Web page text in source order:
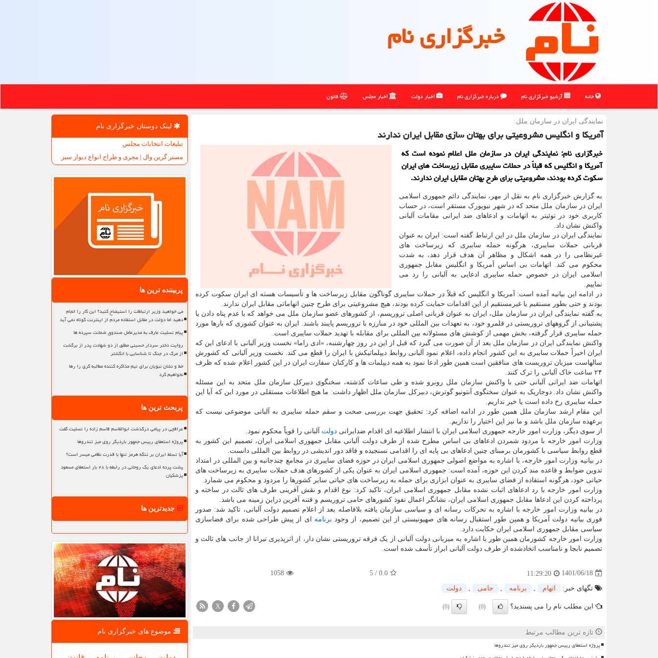
خبرگزاری نام
خانه آرشیو خبرگزاری نام درباره خبرگزاری نام اخبار دولت اخبار مجلس قانون
نمایندگی ایران در سازمان ملل:
آمریکا و انگلیس مشروعیتی برای بهتان سازی مقابل ایران ندارند
خبرگزاری نام: نمایندگی ایران در سازمان ملل اعلام نموده است که
آمریکا و انگلیس که قبلاً در حملات سایبری مقابل زیرساخت های ایران
سکوت کرده بودند، مشروعیتی برای طرح بهتان مقابل ایران ندارند.
به گزارش خبرگزاری نام به نقل از مهر، نمایندگی دائم جمهوری اسلامی
ایران در سازمان ملل متحد که در شهر نیویورک مستقر است، در حساب
کاربری خود در توئیتر به اتهامات و ادعاهای ضد ایرانی مقامات آلبانی
واکنش نشان داد.
نمایندگی ایران در سازمان ملل در این ارتباط گفته است: ایران به عنوان
قربانی حملات سایبری، هرگونه حمله سایبری که زیرساخت های
غیرنظامی را در همه اشکال و مظاهر آن هدف قرار دهد، به شدت
محکوم می کند. اتهامات بی اساس آمریکا و انگلیس مقابل جمهوری
اسلامی ایران در خصوص حمله سایبری ادعایی به آلبانی را رد می
نماییم.
در ادامه این بیانیه آمده است: آمریکا و انگلیس که قبلاً در حملات سایبری گوناگون مقابل زیرساخت ها و تأسیسات هسته ای ایران سکوت کرده
بودند و حتی بطور مستقیم یا غیرمستقیم از این اقدامات حمایت کرده بودند، هیچ مشروعیتی برای طرح چنین اتهاماتی مقابل ایران ندارند.
به گفته نمایندگی ایران در سازمان ملل، ایران به عنوان قربانی اصلی تروریسم، از کشورهای عضو سازمان ملل می خواهد که با عدم پناه دادن یا
پشتیبانی از گروههای تروریستی در قلمرو خود، به تعهدات بین المللی خود در مبارزه با تروریسم پایبند باشند. ایران به عنوان کشوری که بارها مورد
حمله سایبری قرار گرفته، بخش مهمی از کوشش های مسئولانه بین المللی برای مقابله با تهدید حملات سایبری است.
واکنش نمایندگی ایران در سازمان ملل بعد از آن صورت می گیرد که قبل از این در روز چهارشنبه، «ادی راما» نخست وزیر آلبانی با ادعای این که
ایران اخیراً حملات سایبری به این کشور انجام داده، اعلام نمود آلبانی روابط دیپلماتیکش با ایران را قطع می کند. نخست وزیر آلبانی که کشورش
سالهاست میزبان تروریست های منافقین است همین طور ادعا نمود به همه دیپلمات ها و کارکنان سفارت ایران در این کشور اعلام شده که ظرف
۲۴ ساعت خاک آلبانی را ترک کنند.
اتهامات ضد ایرانی آلبانی حتی با واکنش سازمان ملل روبرو شده و طی ساعات گذشته، سخنگوی دبیرکل سازمان ملل متحد به این مسئله
واکنش نشان داد. دوجاریک به عنوان سخنگوی آنتونیو گوترش، دبیرکل سازمان ملل اظهار داشت: ما هیچ اطلاعات مستقلی در مورد این که آیا این
حمله سایبری رخ داده است یا خیر نداریم.
این مقام ارشد سازمان ملل همین طور در ادامه اضافه کرد: تحقیق جهت بررسی صحت و سقم حمله سایبری به آلبانی موضوعی نیست که
برعهده سازمان ملل باشد و ما نیز این اختیار را نداریم.
از سوی دیگر، وزارت امور خارجه جمهوری اسلامی ایران با انتشار اطلاعیه ای اقدام ضدایرانی دولت آلبانی را قویاً محکوم نمود.
وزارت امور خارجه با مردود شمردن ادعاهای بی اساس مطرح شده از طرف دولت آلبانی مقابل جمهوری اسلامی ایران، تصمیم این کشور به
قطع روابط سیاسی با کشورمان برمبنای چنین ادعاهای بی پایه ای را اقدامی نسنجیده و فاقد دور اندیشی در روابط بین المللی دانست.
در بیانیه وزارت امور خارجه، با اشاره به مواضع اصولی جمهوری اسلامی ایران در حوزه فضای سایبری در مجامع چندجانبه و بین المللی در امتداد
تدوین ضوابط و قاعده مند کردن این حوزه، آمده است: جمهوری اسلامی ایران به عنوان یکی از کشورهای هدف حملات سایبری به زیرساخت های
حیاتی خود، هرگونه استفاده از فضای سایبری به عنوان ابزاری برای حمله به زیرساخت های حیاتی سایر کشورها را مردود و محکوم می شمارد.
وزارت امور خارجه با رد ادعاهای اثبات نشده مقابل جمهوری اسلامی ایران، تاکید کرد: نوع اقدام و نقش آفرینی طرف های ثالث در ساخته و
پرداخته کردن این ادعاها مقابل جمهوری اسلامی ایران، نشانگر اعمال نفوذ کشورهای حامی تروریسم و فتنه آفرین دراین زمینه می باشد.
در بیانیه وزارت امور خارجه با اشاره به تحرکات رسانه ای و سیاسی سازمان یافته بلافاصله بعد از اعلام تصمیم دولت آلبانی، تاکید شد: صدور
فوری بیانیه دولت آمریکا و همین طور استقبال رسانه های صهیونیستی از این تصمیم، از وجود برنامه ای از پیش طراحی شده برای فضاسازی
سیاسی مقابل جمهوری اسلامی ایران حکایت دارد.
وزارت امور خارجه کشورمان همین طور با اشاره به میزبانی دولت آلبانی از یک فرقه تروریستی نشان دار، از اثرپذیری تیرانا از جانب های ثالث و
تصمیم نابجا و نامناسب اتخاذشده از طرف دولت آلبانی ابراز تأسف شده است.
1401/06/18
11:29:20
0.0
/
5
1058
تگهای خبر: اتهام برنامه حامی دولت
این مطلب نام را می پسندید؟ (0)
(0)
X
تازه ترین مطالب مرتبط
پروژه استعفای رییس جمهور باردیگر روی میز تندروها
لینک دوستان خبرگزاری نام
تبلیغات انتخابات مجلس
مستر گرین وال | مجری و طراح انواع دیوار سبز
پربیننده ترین ها
می خواهید وزیر ارتباطات را استیضاح کنید؟ این کار را انجام
دهید اما دولت در مقابل استفاده مردم از اینترنت کوتاه نمی آید
پیام تسلیت عارف به مدیرعامل صندوق ضمانت سپرده ها
روایت دختر سردار حسینی مطلق از دو شهادت پدر از برگشت
از مرگ در جنگ تا شناسایی با انگشتر
خط و نشان نبویان برای تیم مذاکره کننده مطالبه گری را رها
نخواهیم کرد
پربحث ترین ها
عراقچی در پیامی درگذشت ابوالقاسم قاسم زاده را تسلیت گفت
پروژه استعفای رییس جمهور باردیگر روی میز تندروها
آیا تسلط ایران بر تنگه هرمز تنها با قدرت نظامی میسر است؟
پشت پرده ادعای یک روحانی در رابطه با ۲۸ بار استعفای مسعود
پزشکیان
جدیدترین ها
موضوع های خبرگزاری نام